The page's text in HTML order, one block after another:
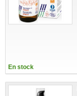
En stock